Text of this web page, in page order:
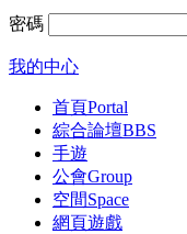
密碼
我的中心
首頁Portal
綜合論壇BBS
手遊
公會Group
空間Space
網頁遊戲